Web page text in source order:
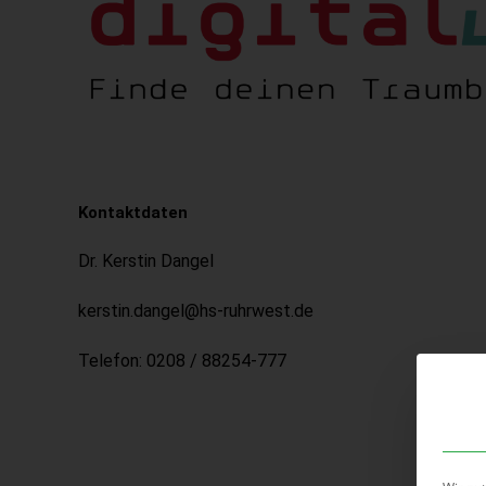
Kontaktdaten
Dr. Kerstin Dangel
kerstin.dangel@hs-ruhrwest.de
Telefon: 0208 / 88254-777